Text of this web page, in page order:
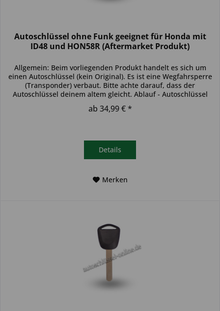
Autoschlüssel ohne Funk geeignet für Honda mit
ID48 und HON58R (Aftermarket Produkt)
Allgemein: Beim vorliegenden Produkt handelt es sich um
einen Autoschlüssel (kein Original). Es ist eine Wegfahrsperre
(Transponder) verbaut. Bitte achte darauf, dass der
Autoschlüssel deinem altem gleicht. Ablauf - Autoschlüssel
ab 34,99 € *
Details
Merken